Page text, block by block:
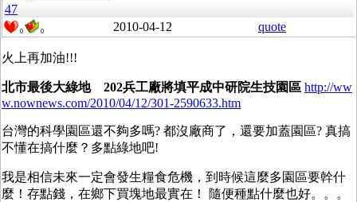
47
0 0 2010-04-12 quote
火上再加油!!!
北市最後大綠地 202兵工廠將填平成中研院生技園區 http://ww
w.nownews.com/2010/04/12/301-2590633.htm
台灣的科學園區還不夠多嗎? 都沒廠商了，還要加蓋園區? 真搞
不懂在搞什麼？多點綠地吧!
我是相信未來一定會發生糧食危機，到時候這麼多園區要幹什
麼！存點錢，在鄉下買塊地最實在！ 隨便種點什麼也好。。。